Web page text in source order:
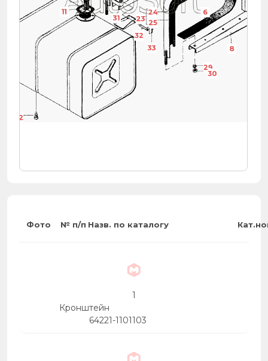
22
23
24
25
29
30
31
32
33
11
8
6
Фото № п/п Назв. по каталогу
1
Кронштейн
64221-1101103